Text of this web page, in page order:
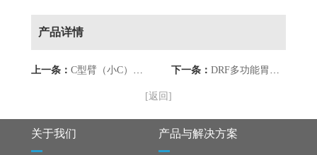
产品详情
上一条： C型臂（小C）-用于骨科和外科手术 下一条： DRF多功能胃肠-诊断
[返回]
关于我们 产品与解决方案